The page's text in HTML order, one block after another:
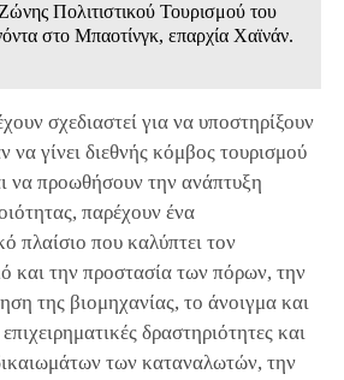
Πολιτιστικού Τουρισμού του
στο Μπαοτίνγκ, επαρχία Χαϊνάν.
σχεδιαστεί για να υποστηρίξουν
να γίνει διεθνής κόμβος τουρισμού
να προωθήσουν την ανάπτυξη
παρέχουν ένα
πλαίσιο που καλύπτει τον
και την προστασία των πόρων, την
της βιομηχανίας, το άνοιγμα και
δραστηριότητες και
των καταναλωτών, την